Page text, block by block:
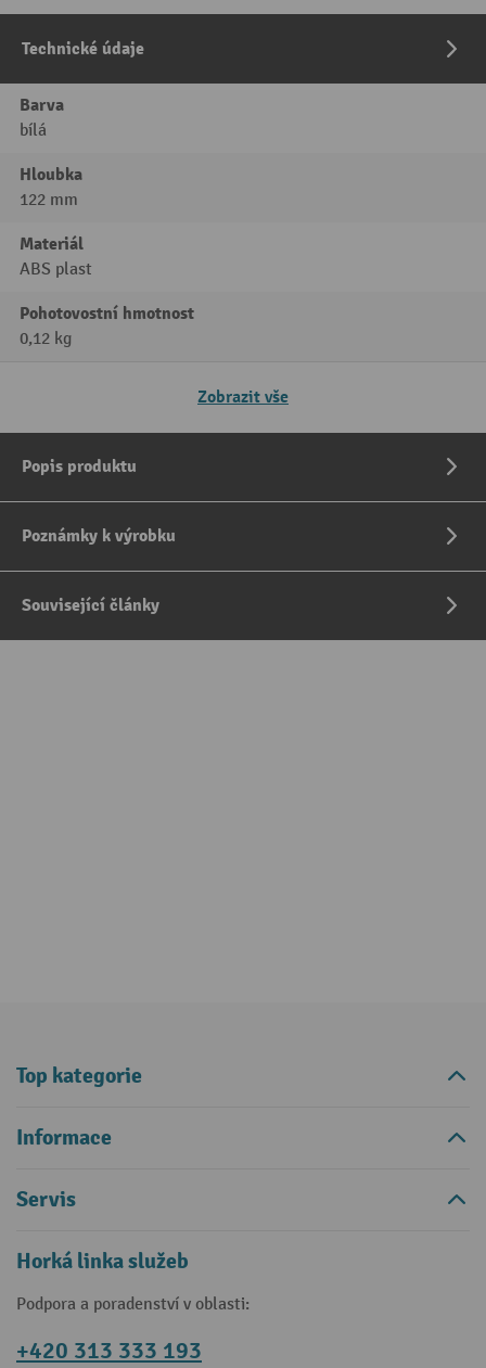
Technické údaje
Barva
bílá
Hloubka
122 mm
Materiál
ABS plast
Pohotovostní hmotnost
0,12 kg
Zobrazit vše
Popis produktu
Poznámky k výrobku
Související články
Top kategorie
Informace
Servis
Horká linka služeb
Podpora a poradenství v oblasti:
+420 313 333 193